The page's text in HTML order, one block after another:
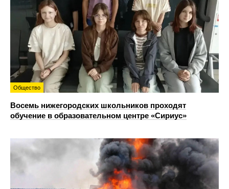
Общество
Восемь нижегородских школьников проходят
обучение в образовательном центре «Сириус»